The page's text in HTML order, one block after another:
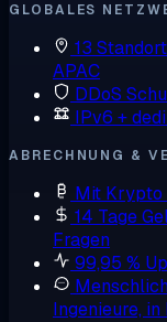
GLOBALES
13
APAC
DDoS
IPv6 +
ABRECHNUNG &
Mit Krypto
14 Tage
Fragen
99,95 %
Ingenieure,